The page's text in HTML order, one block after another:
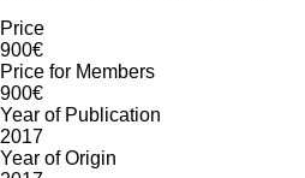
Price
900€
Price for Members
900€
Year of Publication
2017
Year of Origin